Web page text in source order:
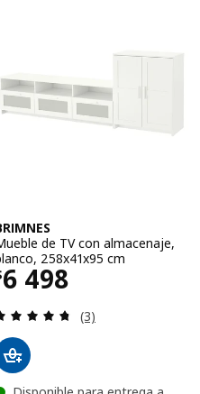
de TV con almacenaje,
258x41x95 cm
6 498$ 6498
Revisa: 4.7 de 5
(3)